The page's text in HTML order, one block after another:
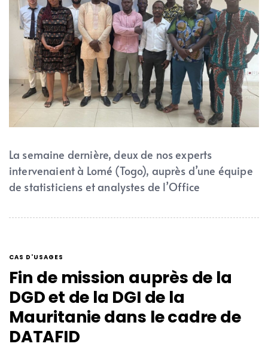
La semaine dernière, deux de nos experts
intervenaient à Lomé (Togo), auprès d’une équipe
de statisticiens et analystes de l’Office
CAS D'USAGES
Fin de mission auprès de la
DGD et de la DGI de la
Mauritanie dans le cadre de
DATAFID